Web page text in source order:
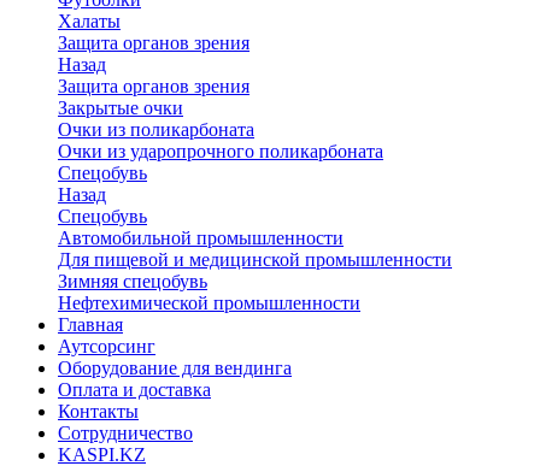
Халаты
Защита органов зрения
Назад
Защита органов зрения
Закрытые очки
Очки из поликарбоната
Очки из ударопрочного поликарбоната
Спецобувь
Назад
Спецобувь
Автомобильной промышленности
Для пищевой и медицинской промышленности
Зимняя спецобувь
Нефтехимической промышленности
Главная
Аутсорсинг
Оборудование для вендинга
Оплата и доставка
Контакты
Сотрудничество
KASPI.KZ